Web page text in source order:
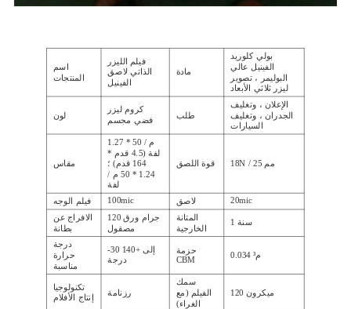
اسم
المنتجات
فيلم الليزر
الذاتي لاصق
الفينيل
مادة
بولي كلوريد
الفينيل عالي
البوليمر ، تصوير
ليزر ثلاثي الأبعاد
لون
كروم ليزر
فضي مجسم
طلب
الإعلان ، وتغليف
الجدران ، وتغليف
السيارات
مقاس
1.27 * 50 م /
لفة (4.5 قدم *
164 قدم) ؛
1.24 * 50 م /
لفة
قوة اللصق 18N / 25 مم
فيلم الوجه 100mic لاصق
20mic
الافراج عن
بطانة
120 جرام ورق
مصقول
المتانة
الخارجية
1 سنة
درجة
حرارة
مناسبة
-30 إلى +140
درجة
حزمة
CBM
0.034 م³
تكنولوجيا
إنتاج الأفلام
رزنامة
سمك
الفيلم (مع
الغراء)
120 ميكرون